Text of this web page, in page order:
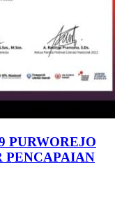
PURWOREJO
PENCAPAIAN